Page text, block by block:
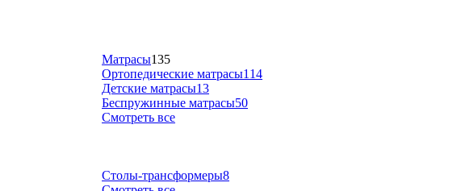
Матрасы135
Ортопедические матрасы114
Детские матрасы13
Беспружинные матрасы50
Смотреть все
Столы-трансформеры8